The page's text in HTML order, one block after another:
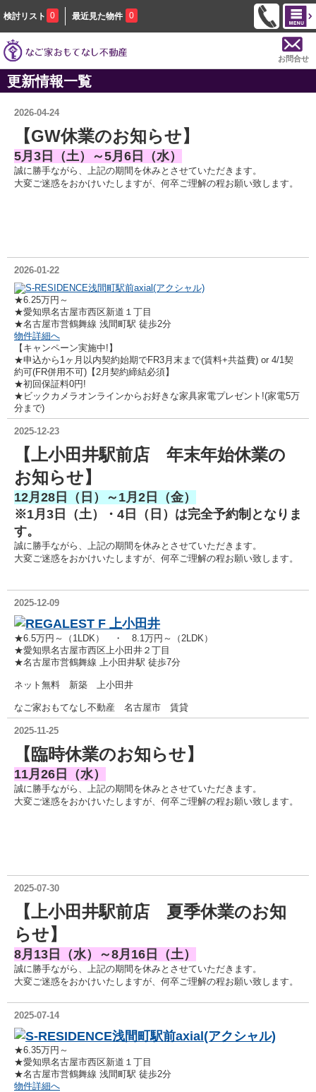
検討リスト 0 最近見た物件 0
お問合せ
更新情報一覧
2026-04-24
【GW休業のお知らせ】
5月3日（土）～5月6日（水）
誠に勝手ながら、上記の期間を休みとさせていただきます。
大変ご迷惑をおかけいたしますが、何卒ご理解の程お願い致します。
2026-01-22
S-RESIDENCE浅間町駅前axial(アクシャル)
★6.25万円～
★愛知県名古屋市西区新道１丁目
★名古屋市営鶴舞線 浅間町駅 徒歩2分
物件詳細へ
【キャンペーン実施中!】
★申込から1ヶ月以内契約始期でFR3月末まで(賃料+共益費) or 4/1契
約可(FR併用不可)【2月契約締結必須】
★初回保証料0円!
★ビックカメラオンラインからお好きな家具家電プレゼント!(家電5万
分まで)
2025-12-23
【上小田井駅前店 年末年始休業の
お知らせ】
12月28日（日）～1月2日（金）
※1月3日（土）・4日（日）は完全予約制となりま
す。
誠に勝手ながら、上記の期間を休みとさせていただきます。
大変ご迷惑をおかけいたしますが、何卒ご理解の程お願い致します。
2025-12-09
REGALEST F 上小田井
★6.5万円～（1LDK） ・ 8.1万円～（2LDK ）
★愛知県名古屋市西区上小田井２丁目
★名古屋市営鶴舞線 上小田井駅 徒歩7分
ネット無料 新築 上小田井
なご家おもてなし不動産 名古屋市 賃貸
2025-11-25
【臨時休業のお知らせ】
11月26日（水）
誠に勝手ながら、上記の期間を休みとさせていただきます。
大変ご迷惑をおかけいたしますが、何卒ご理解の程お願い致します。
2025-07-30
【上小田井駅前店 夏季休業のお知
らせ】
8月13日（水）～8月16日（土）
誠に勝手ながら、上記の期間を休みとさせていただきます。
大変ご迷惑をおかけいたしますが、何卒ご理解の程お願い致します。
2025-07-14
S-RESIDENCE浅間町駅前axial(アクシャル)
★6.35万円～
★愛知県名古屋市西区新道１丁目
★名古屋市営鶴舞線 浅間町駅 徒歩2分
物件詳細へ